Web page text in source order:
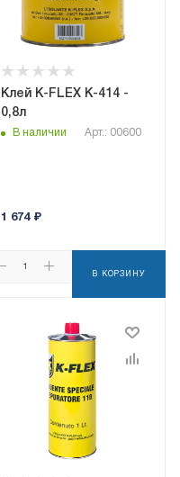
Клей K-FLEX K-414 -
0,8л
В наличии Арт.: 00600
1 674₽
В КОРЗИНУ